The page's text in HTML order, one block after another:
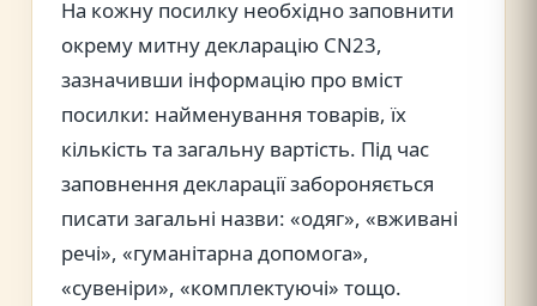
На кожну посилку необхідно заповнити
окрему митну декларацію CN23,
зазначивши інформацію про вміст
посилки: найменування товарів, їх
кількість та загальну вартість. Під час
заповнення декларації забороняється
писати загальні назви: «одяг», «вживані
речі», «гуманітарна допомога»,
«сувеніри», «комплектуючі» тощо.